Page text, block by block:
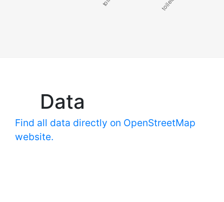
Data
Find all data directly on OpenStreetMap
website.